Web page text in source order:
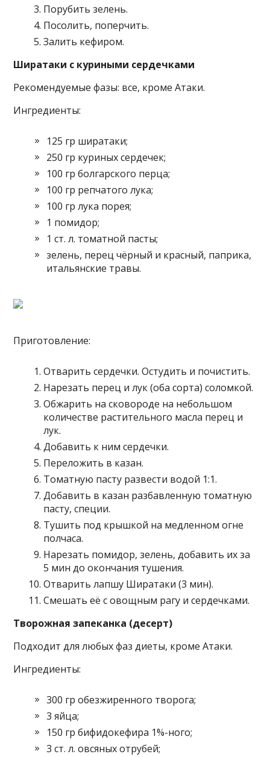
Порубить зелень.
Посолить, поперчить.
Залить кефиром.
Ширатаки с куриными сердечками
Рекомендуемые фазы: все, кроме Атаки.
Ингредиенты:
125 гр ширатаки;
250 гр куриных сердечек;
100 гр болгарского перца;
100 гр репчатого лука;
100 гр лука порея;
1 помидор;
1 ст. л. томатной пасты;
зелень, перец чёрный и красный, паприка,
итальянские травы.
Приготовление:
Отварить сердечки. Остудить и почистить.
Нарезать перец и лук (оба сорта) соломкой.
Обжарить на сковороде на небольшом
количестве растительного масла перец и
лук.
Добавить к ним сердечки.
Переложить в казан.
Томатную пасту развести водой 1:1.
Добавить в казан разбавленную томатную
пасту, специи.
Тушить под крышкой на медленном огне
полчаса.
Нарезать помидор, зелень, добавить их за
5 мин до окончания тушения.
Отварить лапшу Ширатаки (3 мин).
Смешать её с овощным рагу и сердечками.
Творожная запеканка (десерт)
Подходит для любых фаз диеты, кроме Атаки.
Ингредиенты:
300 гр обезжиренного творога;
3 яйца;
150 гр бифидокефира 1%-ного;
3 ст. л. овсяных отрубей;